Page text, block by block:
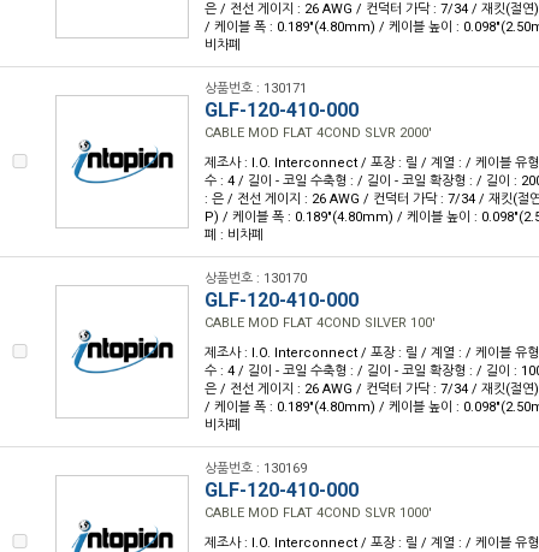
은 / 전선 게이지 : 26 AWG / 컨덕터 가닥 : 7/34 / 재킷(절연
/ 케이블 폭 : 0.189"(4.80mm) / 케이블 높이 :
비차폐
상품번호 : 130171
GLF-120-410-000
CABLE MOD FLAT 4COND SLVR 2000'
제조사 : I.O. Interconnect / 포장 : 릴 / 계열 : / 케이블 유형
수 : 4 / 길이 - 코일 수축형 : / 길이 - 코일 확장형 : / 길이 :
: 은 / 전선 게이지 : 26 AWG / 컨덕터 가닥 : 7/34 / 재킷(절
P) / 케이블 폭 : 0.189"(4.80mm) / 케이블 높이 :
폐 : 비차폐
상품번호 : 130170
GLF-120-410-000
CABLE MOD FLAT 4COND SILVER 100'
제조사 : I.O. Interconnect / 포장 : 릴 / 계열 : / 케이블 유형
수 : 4 / 길이 - 코일 수축형 : / 길이 - 코일 확장형 : / 길이 :
은 / 전선 게이지 : 26 AWG / 컨덕터 가닥 : 7/34 / 재킷(절연
/ 케이블 폭 : 0.189"(4.80mm) / 케이블 높이 :
비차폐
상품번호 : 130169
GLF-120-410-000
CABLE MOD FLAT 4COND SLVR 1000'
제조사 : I.O. Interconnect / 포장 : 릴 / 계열 : / 케이블 유형